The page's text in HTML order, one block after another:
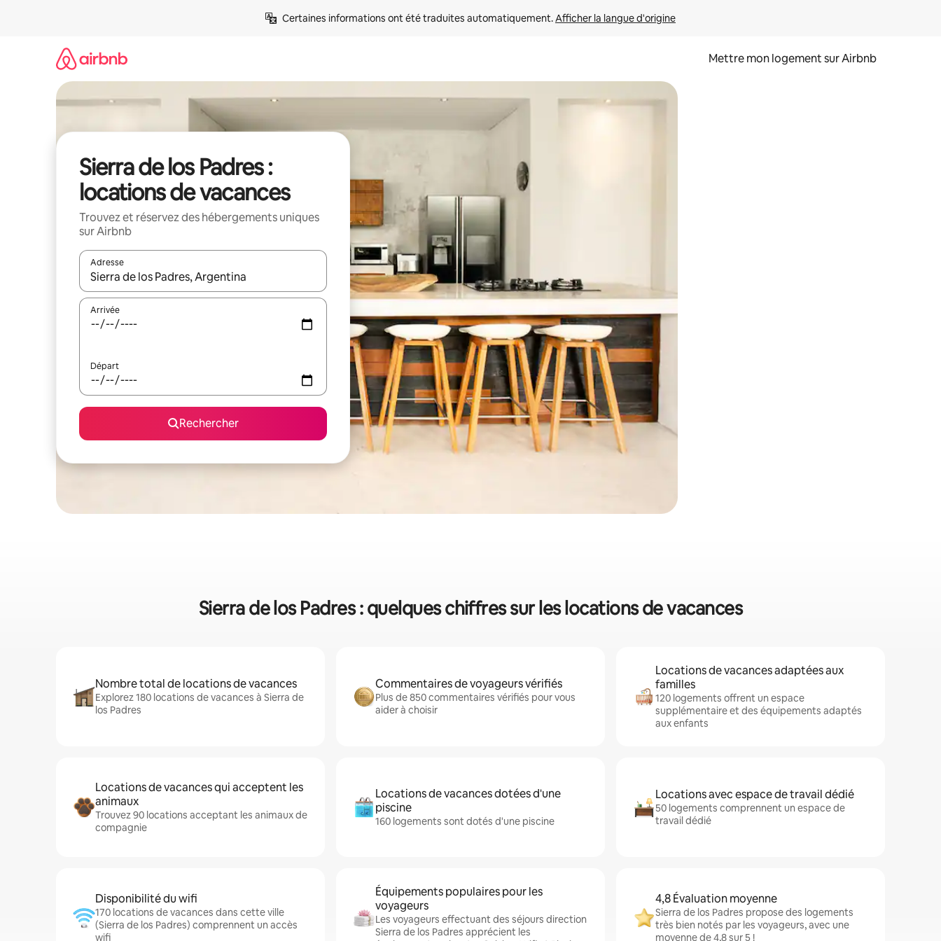
Certaines informations ont été traduites automatiquement. Afficher la langue d'origine
Mettre mon logement sur Airbnb
Sierra de los Padres :
locations de vacances
Trouvez et réservez des hébergements uniques
sur Airbnb
Adresse
Lorsque les résultats s'affichent, utilisez les flèches vers le haut et vers le bas pour les parcourir ou en appuyant et en faisant glisser.
Arrivée
Départ
Rechercher
Sierra de los Padres : quelques chiffres sur les locations de vacances
Nombre total de locations de vacances
Explorez 180 locations de vacances à Sierra de
los Padres
Commentaires de voyageurs vérifiés
Plus de 850 commentaires vérifiés pour vous
aider à choisir
Locations de vacances adaptées aux
familles
120 logements offrent un espace
supplémentaire et des équipements adaptés
aux enfants
Locations de vacances qui acceptent les
animaux
Trouvez 90 locations acceptant les animaux de
compagnie
Locations de vacances dotées d'une
piscine
160 logements sont dotés d'une piscine
Locations avec espace de travail dédié
50 logements comprennent un espace de
travail dédié
Disponibilité du wifi
170 locations de vacances dans cette ville
(Sierra de los Padres) comprennent un accès
wifi
Équipements populaires pour les
voyageurs
Les voyageurs effectuant des séjours direction
Sierra de los Padres apprécient les
4,8 Évaluation moyenne
Sierra de los Padres propose des logements
très bien notés par les voyageurs, avec une
moyenne de 4,8 sur 5 !